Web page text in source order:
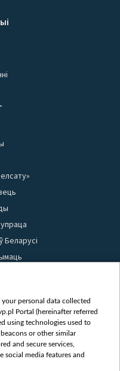
Беларусі
матэрыялаў
your personal data collected
Portal (hereinafter referred
using technologies used to
or other similar
and secure services,
social media features and